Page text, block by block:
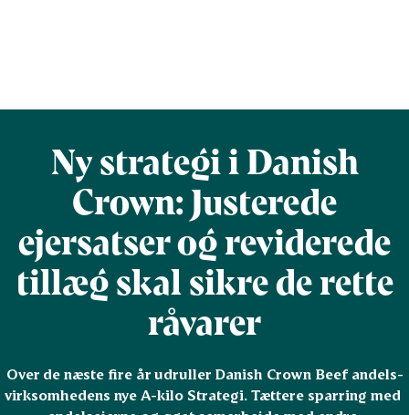
Ny strategi i Danish
Crown: Justerede
ejersatser og reviderede
tillæg skal sikre de rette
råvarer
Over de næste fire år udruller Danish Crown Beef andels-
virksomhedens nye A-kilo Strategi. Tættere sparring med